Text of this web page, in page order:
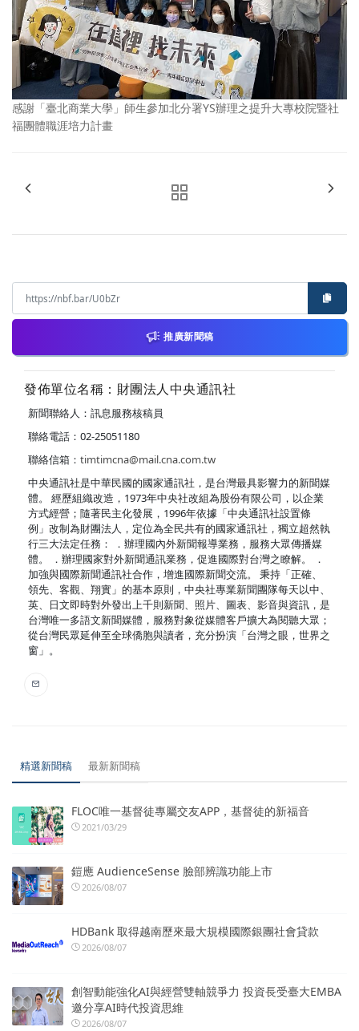
感謝「臺北商業大學」師生參加北分署YS辦理之提升大專校院暨社
福團體職涯培力計畫
推廣新聞稿
發佈單位名稱：財團法人中央通訊社
新聞聯絡人：訊息服務核稿員
聯絡電話：02-25051180
聯絡信箱： timtimcna@mail.cna.com.tw
中央通訊社是中華民國的國家通訊社，是台灣最具影響力的新聞媒
體。 經歷組織改造，1973年中央社改組為股份有限公司，以企業
方式經營；隨著民主化發展，1996年依據「中央通訊社設置條
例」改制為財團法人，定位為全民共有的國家通訊社，獨立超然執
行三大法定任務： ．辦理國內外新聞報導業務，服務大眾傳播媒
體。 ．辦理國家對外新聞通訊業務，促進國際對台灣之瞭解。 ．
加強與國際新聞通訊社合作，增進國際新聞交流。 秉持「正確、
領先、客觀、翔實」的基本原則，中央社專業新聞團隊每天以中、
英、日文即時對外發出上千則新聞、照片、圖表、影音與資訊，是
台灣唯一多語文新聞媒體，服務對象從媒體客戶擴大為閱聽大眾；
從台灣民眾延伸至全球僑胞與讀者，充分扮演「台灣之眼，世界之
窗」。
精選新聞稿 最新新聞稿
FLOC唯一基督徒專屬交友APP，基督徒的新福音
2021/03/29
鎧應 AudienceSense 臉部辨識功能上市
2026/08/07
HDBank 取得越南歷來最大規模國際銀團社會貸款
2026/08/07
創智動能強化AI與經營雙軸競爭力 投資長受臺大EMBA
邀分享AI時代投資思維
2026/08/07